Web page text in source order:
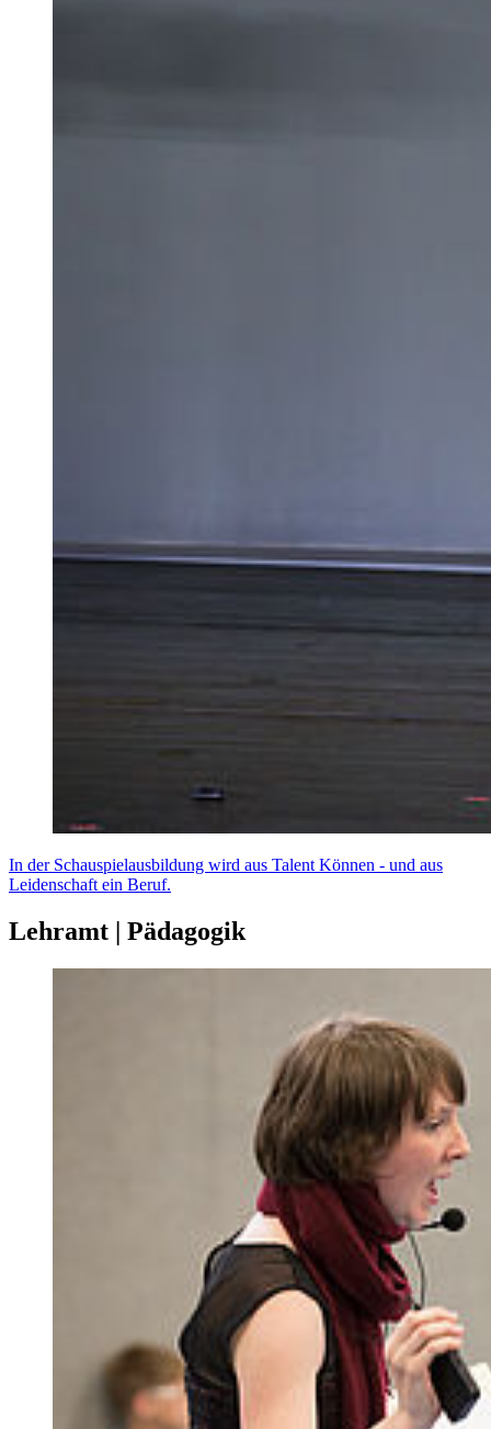
In der Schauspielausbildung wird aus Talent Können - und aus
Leidenschaft ein Beruf.
Lehramt | Pädagogik